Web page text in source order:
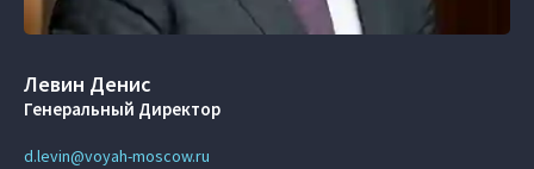
Левин Денис
Генеральный Директор
d.levin@voyah-moscow.ru